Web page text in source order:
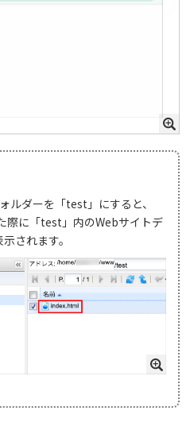
ダーを「test」にすると、
際に「test」内のWebサイトデ
されます。